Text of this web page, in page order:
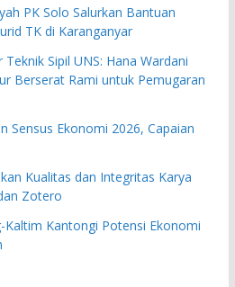
PK Solo Salurkan Bantuan
TK di Karanganyar
Sipil UNS: Hana Wardani
Berserat Rami untuk Pemugaran
Sensus Ekonomi 2026, Capaian
Kualitas dan Integritas Karya
Zotero
Kaltim Kantongi Potensi Ekonomi